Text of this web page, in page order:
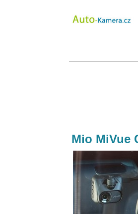
Mio MiVue